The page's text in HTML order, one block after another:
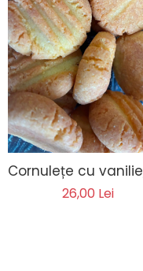
Cornulețe cu
26,00 Lei